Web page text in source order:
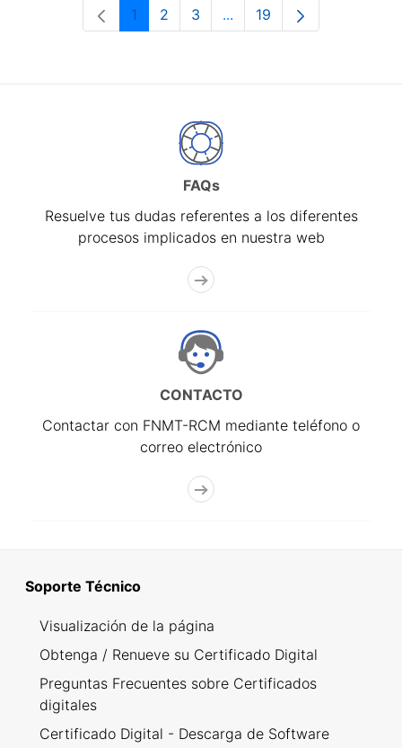
Página
1 Página
2 Página
3 ...Páginas intermedias Use
Página
19
FAQs
Resuelve tus dudas referentes a los diferentes
procesos implicados en nuestra web
CONTACTO
Contactar con FNMT-RCM mediante teléfono o
correo electrónico
Soporte Técnico
Visualización de la página
Obtenga / Renueve su Certificado Digital
Preguntas Frecuentes sobre Certificados
digitales
Certificado Digital - Descarga de Software